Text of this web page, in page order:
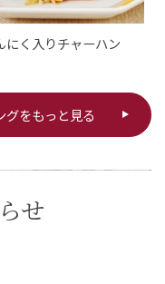
にく入りチャーハン
グをもっと見る
せ